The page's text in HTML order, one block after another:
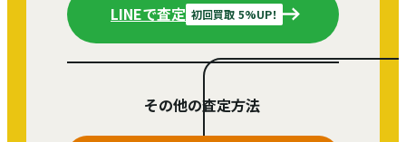
LINEで査定 初回買取 5%UP！
その他の査定方法